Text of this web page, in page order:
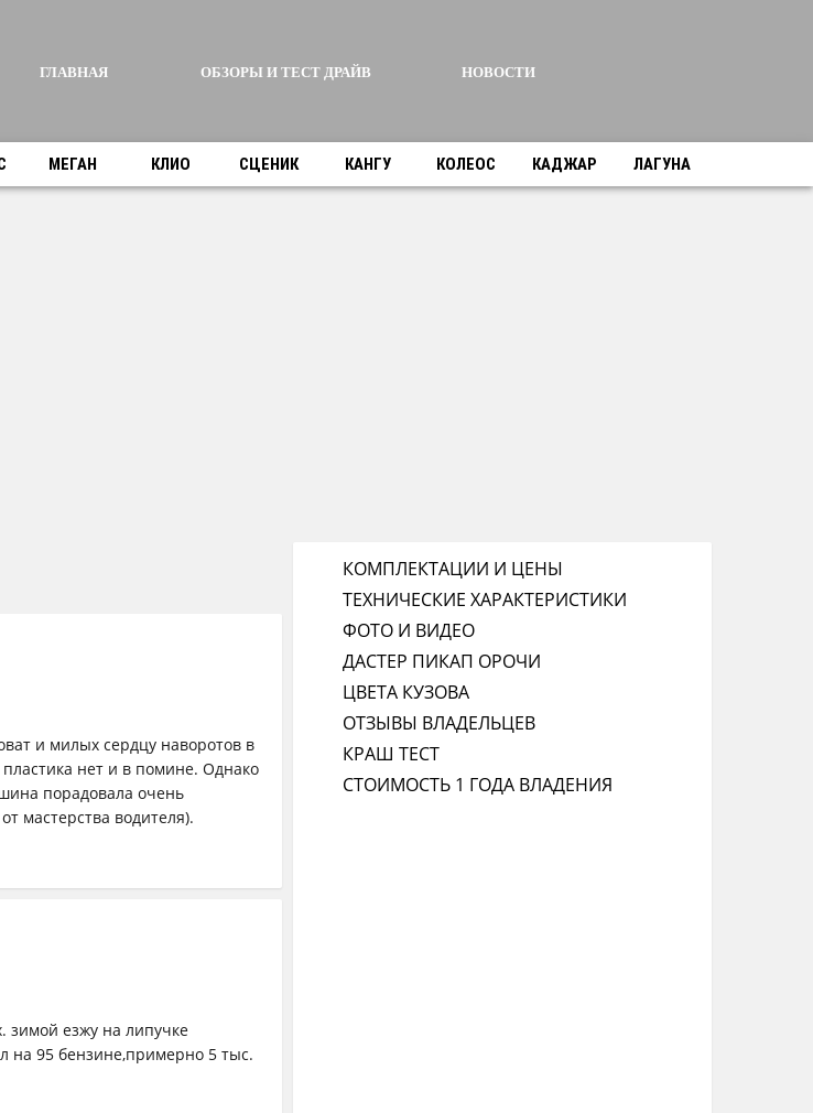
ГЛАВНАЯ ОБЗОРЫ И ТЕСТ ДРАЙВ НОВОСТИ
МЕГАН КЛИО СЦЕНИК КАНГУ КОЛЕОС КАДЖАР ЛАГУНА
и милых сердцу наворотов в
нет и в помине. Однако
порадовала очень
мастерства водителя).
зимой езжу на липучке
на 95 бензине,примерно 5 тыс.
КОМПЛЕКТАЦИИ И ЦЕНЫ
ТЕХНИЧЕСКИЕ ХАРАКТЕРИСТИКИ
ФОТО И ВИДЕО
ДАСТЕР ПИКАП ОРОЧИ
ЦВЕТА КУЗОВА
ОТЗЫВЫ ВЛАДЕЛЬЦЕВ
КРАШ ТЕСТ
СТОИМОСТЬ 1 ГОДА ВЛАДЕНИЯ